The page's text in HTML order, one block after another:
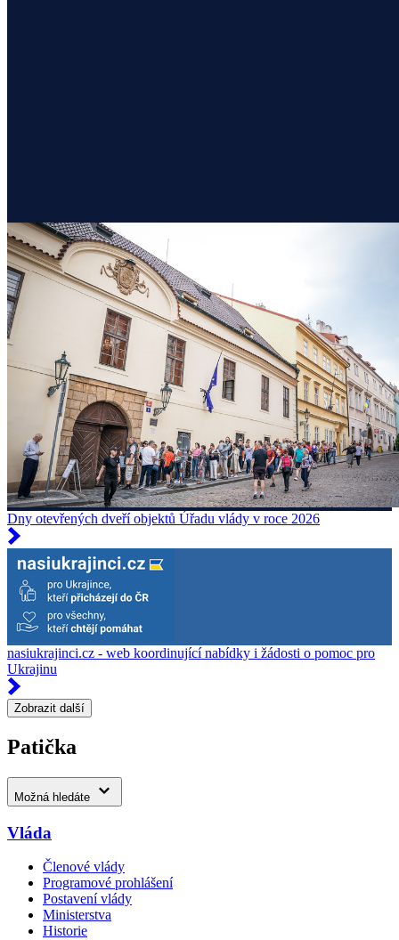
Dny otevřených dveří objektů Úřadu vlády v roce 2026
nasiukrajinci.cz - web koordinující nabídky i žádosti o pomoc pro
Ukrajinu
Zobrazit další
Patička
Možná hledáte
Vláda
Členové vlády
Programové prohlášení
Postavení vlády
Ministerstva
Historie